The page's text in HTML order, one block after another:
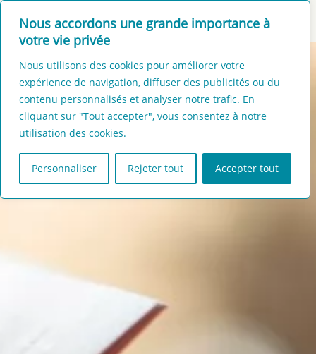
Nous accordons une grande importance à
votre vie privée
Nous utilisons des cookies pour améliorer votre
expérience de navigation, diffuser des publicités ou du
contenu personnalisés et analyser notre trafic. En
cliquant sur "Tout accepter", vous consentez à notre
utilisation des cookies.
Personnaliser Rejeter tout Accepter tout
MENU CONTACT